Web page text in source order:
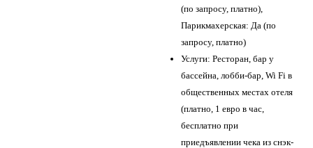
(по запросу, платно),
Парикмахерская: Да (по
запросу, платно)
Услуги: Ресторан, бар у
бассейна, лобби-бар, Wi Fi в
общественных местах отеля
(платно, 1 евро в час,
бесплатно при
приедъявлении чека из снэк-